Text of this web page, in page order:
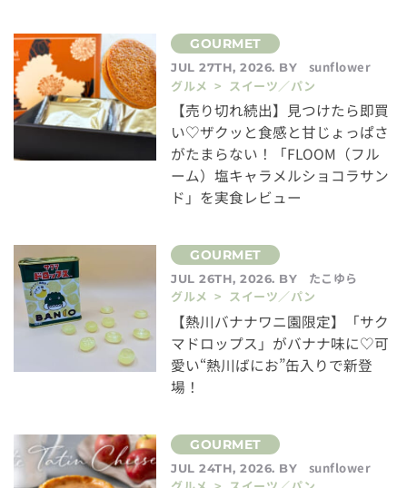
JUL 27TH, 2026. BY
sunflower
グルメ > スイーツ／パン
【売り切れ続出】見つけたら即買
い♡ザクッと食感と甘じょっぱさ
がたまらない！「FLOOM（フル
ーム）塩キャラメルショコラサン
ド」を実食レビュー
JUL 26TH, 2026. BY
たこゆら
グルメ > スイーツ／パン
【熱川バナナワニ園限定】「サク
マドロップス」がバナナ味に♡可
愛い“熱川ばにお”缶入りで新登
場！
JUL 24TH, 2026. BY
sunflower